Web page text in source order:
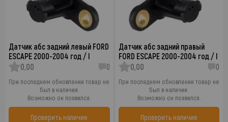
Датчик абс задний левый FORD
ESCAPE 2000-2004 год / I
0,00
0
При последнем обновлении товар не
был в наличии.
Возможно он появился.
Проверить наличие
Датчик абс задний правый
FORD ESCAPE 2000-2004 год / I
0,00
0
При последнем обновлении товар не
был в наличии.
Возможно он появился.
Проверить наличие